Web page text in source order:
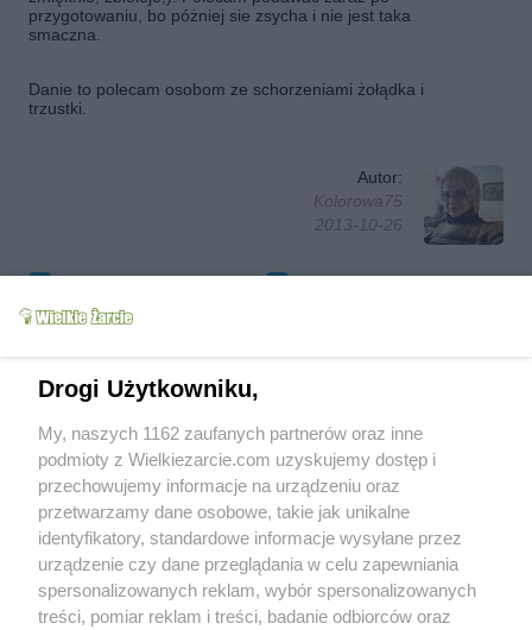
przygotowaniu, bo póżniej sie zsycha i nie jest taka
smaczna.
Danie to polecam osobom ze schorzeniami żołądka i
trzustki.
Autor:
Kolorowa75
2013-10-26
Oznacz jako wypróbowany
Drogi Użytkowniku,
My, naszych 1162 zaufanych partnerów oraz inne
podmioty z Wielkiezarcie.com uzyskujemy dostęp i
przechowujemy informacje na urządzeniu oraz
przetwarzamy dane osobowe, takie jak unikalne
identyfikatory, standardowe informacje wysyłane przez
urządzenie czy dane przeglądania w celu zapewniania
spersonalizowanych reklam, wybór spersonalizowanych
treści, pomiar reklam i treści, badanie odbiorców oraz